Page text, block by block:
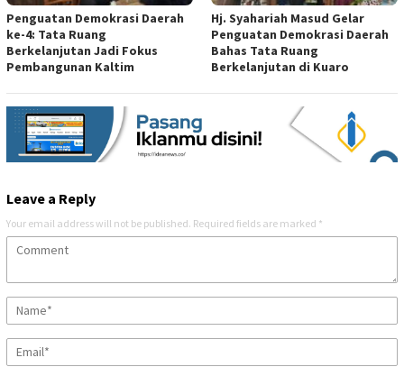
Penguatan Demokrasi Daerah
ke-4: Tata Ruang
Berkelanjutan Jadi Fokus
Pembangunan Kaltim
Hj. Syahariah Masud Gelar
Penguatan Demokrasi Daerah
Bahas Tata Ruang
Berkelanjutan di Kuaro
Leave a Reply
Your email address will not be published. Required fields are marked *